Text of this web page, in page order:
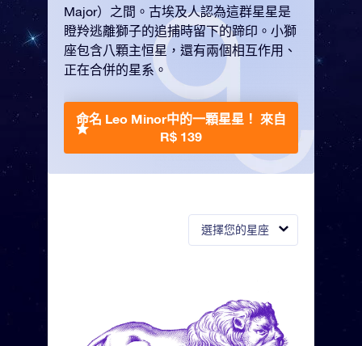
選擇您的星座
Major）之間。古埃及人認為這群星星是
瞪羚逃離獅子的追捕時留下的蹄印。小獅
座包含八顆主恒星，還有兩個相互作用、
正在合併的星系。
命名 Leo Minor中的一顆星星！ 來自
R$ 139